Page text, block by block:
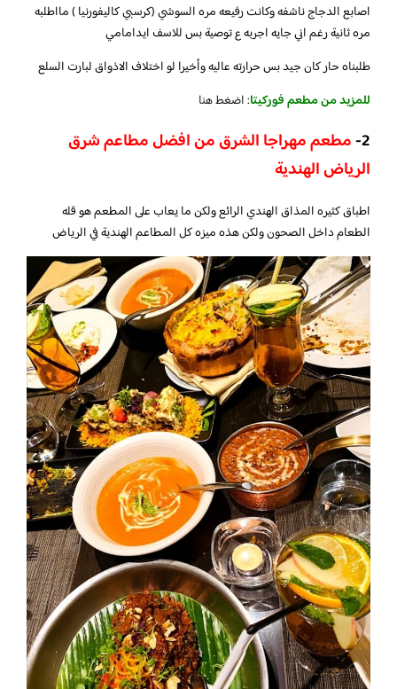
اصابع الدجاج ناشفه وكانت رفيعه مره السوشي (كرسبي كاليفورنيا ) مااطلبه
مره ثانية رغم اني جايه اجربه ع توصية بس للاسف ايدامامي
طلبناه حار كان جيد بس حرارته عاليه وأخيرا لو اختلاف الاذواق لبارت السلع
للمزيد من مطعم فوركيتا:اضغط هنا
2- مطعم مهراجا الشرق من افضل مطاعم شرق
الرياض الهندية
اطباق كثيره المذاق الهندي الرائع ولكن ما يعاب على المطعم هو قله
الطعام داخل الصحون ولكن هذه ميزه كل المطاعم الهندية في الرياض